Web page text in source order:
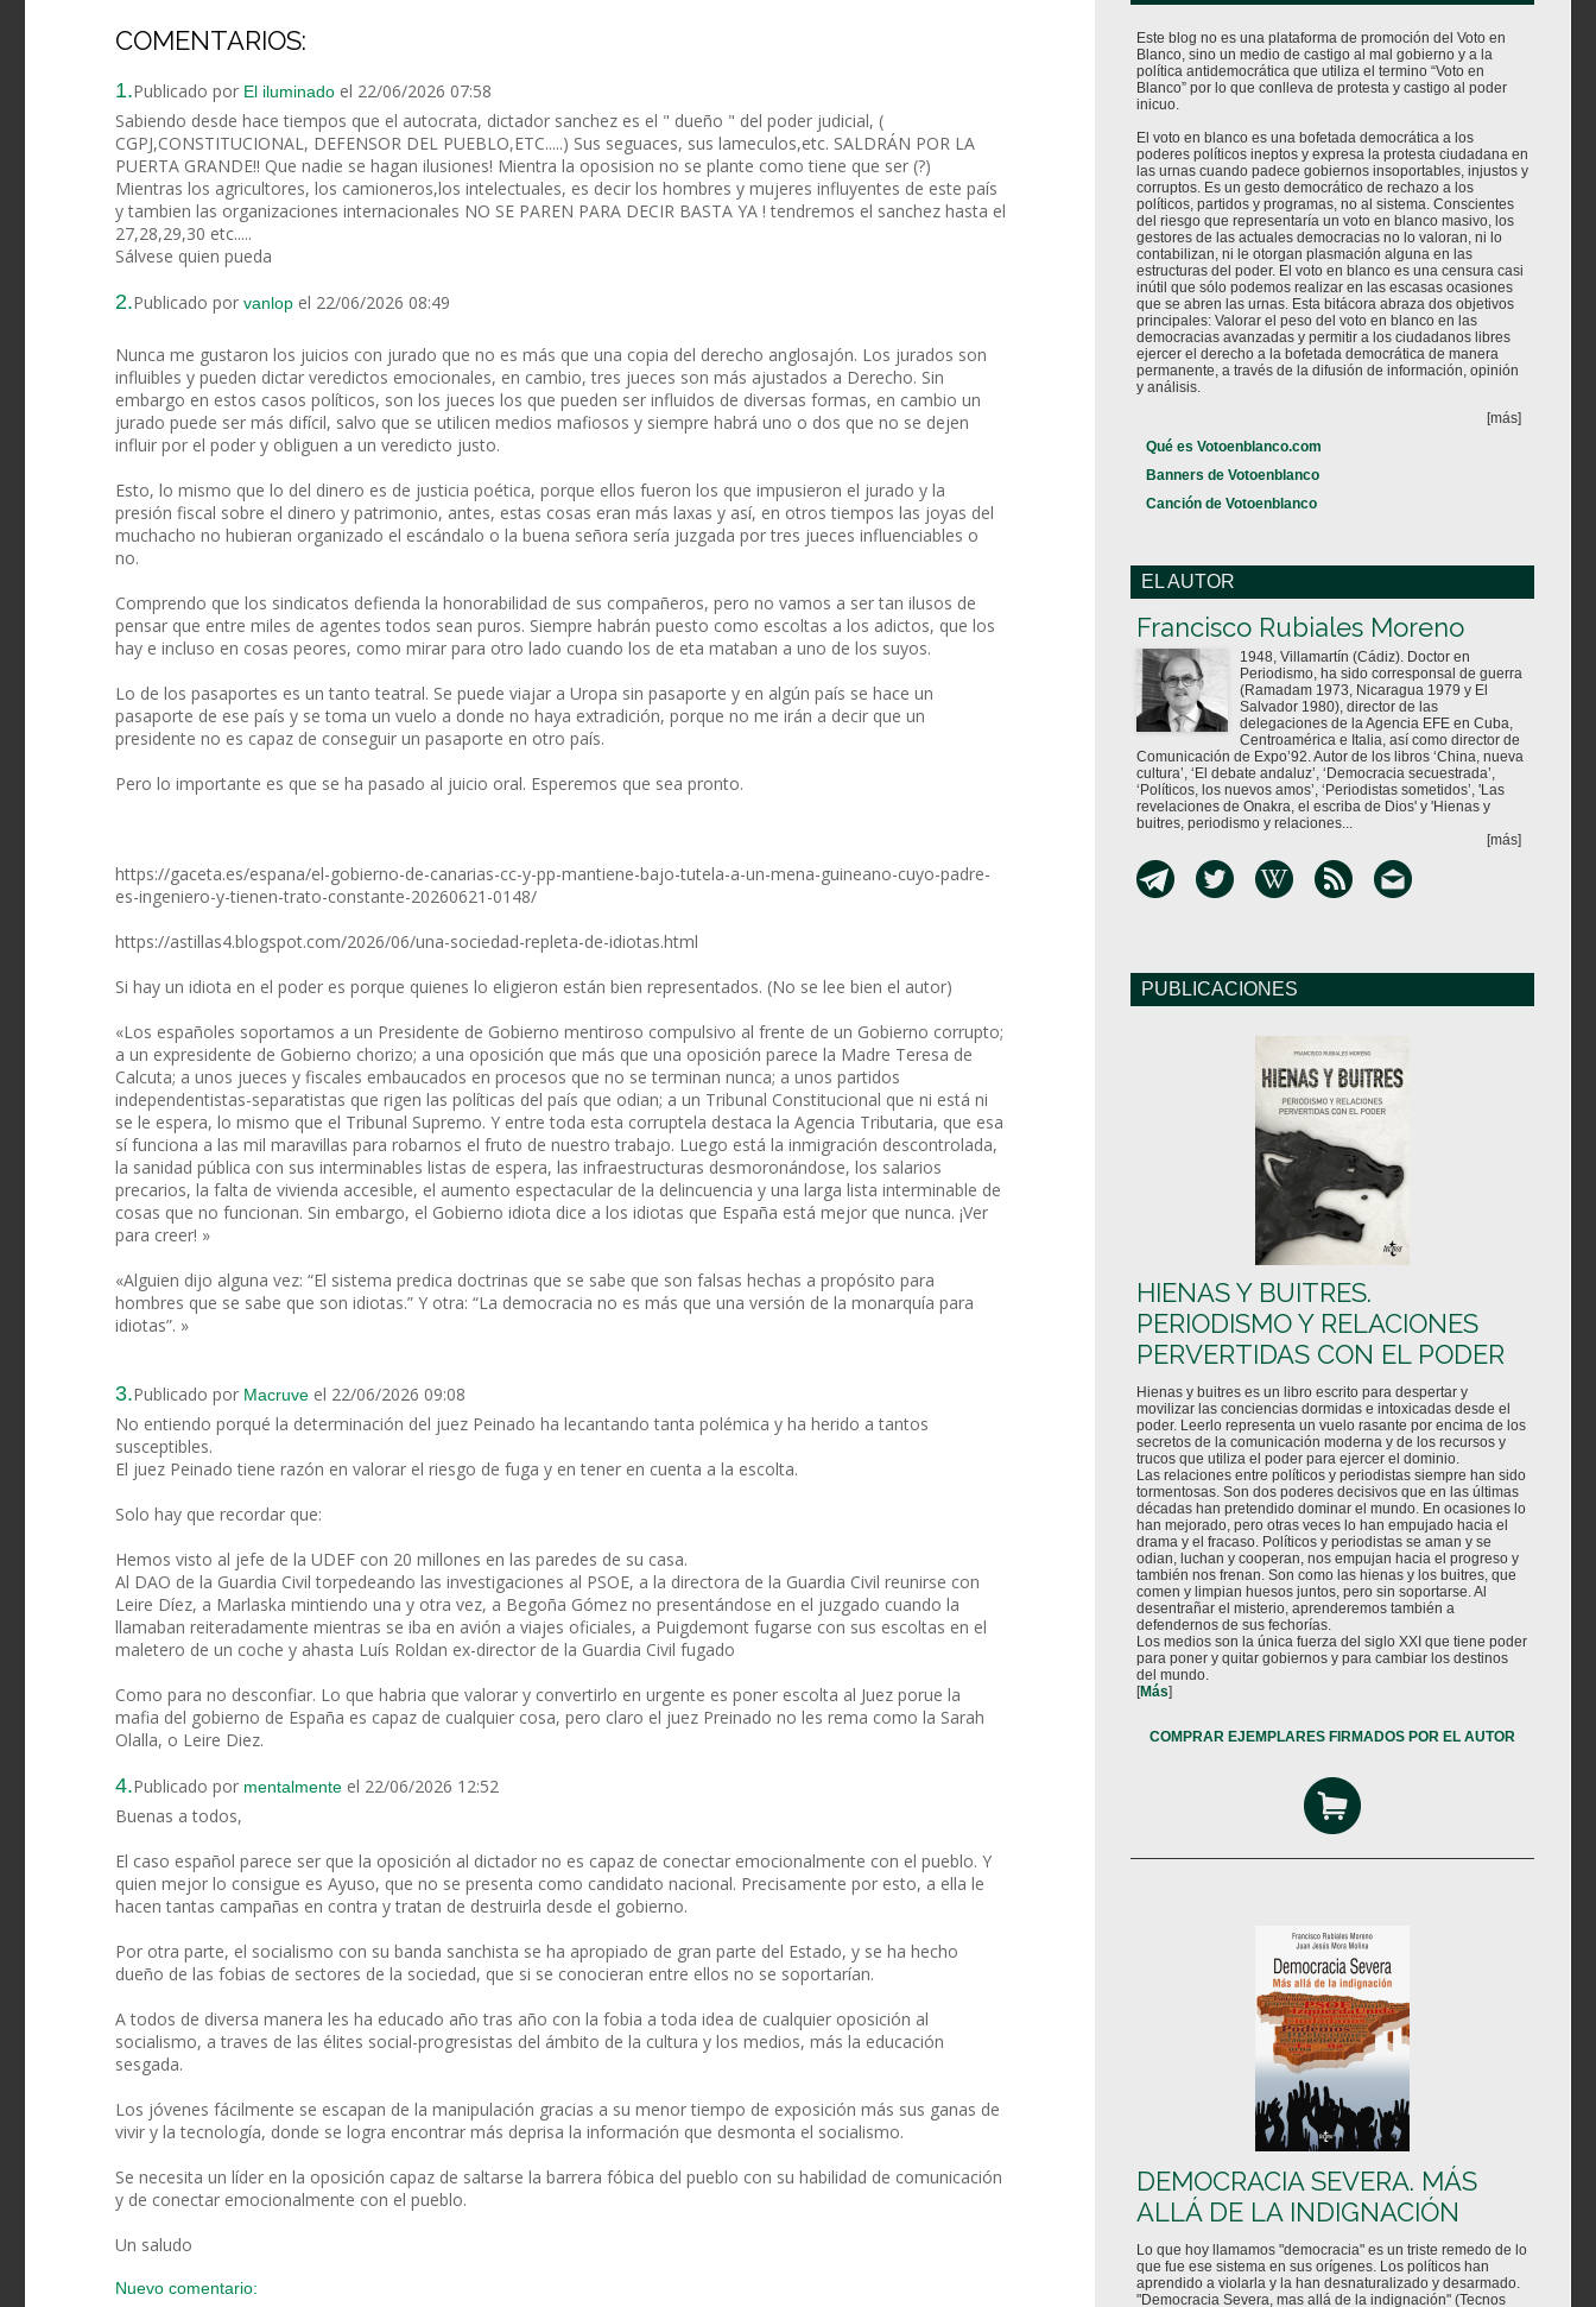
COMENTARIOS:
1.Publicado por El iluminado el 22/06/2026 07:58
Sabiendo desde hace tiempos que el autocrata, dictador sanchez es el " dueño " del poder judicial, (
CGPJ,CONSTITUCIONAL, DEFENSOR DEL PUEBLO,ETC.....) Sus seguaces, sus lameculos,etc. SALDRÁN POR LA
PUERTA GRANDE!! Que nadie se hagan ilusiones! Mientra la oposision no se plante como tiene que ser (?)
Mientras los agricultores, los camioneros,los intelectuales, es decir los hombres y mujeres influyentes de este país
y tambien las organizaciones internacionales NO SE PAREN PARA DECIR BASTA YA ! tendremos el sanchez hasta el
27,28,29,30 etc.....
Sálvese quien pueda
2.Publicado por vanlop el 22/06/2026 08:49
Nunca me gustaron los juicios con jurado que no es más que una copia del derecho anglosajón. Los jurados son
influibles y pueden dictar veredictos emocionales, en cambio, tres jueces son más ajustados a Derecho. Sin
embargo en estos casos políticos, son los jueces los que pueden ser influidos de diversas formas, en cambio un
jurado puede ser más difícil, salvo que se utilicen medios mafiosos y siempre habrá uno o dos que no se dejen
influir por el poder y obliguen a un veredicto justo.
Esto, lo mismo que lo del dinero es de justicia poética, porque ellos fueron los que impusieron el jurado y la
presión fiscal sobre el dinero y patrimonio, antes, estas cosas eran más laxas y así, en otros tiempos las joyas del
muchacho no hubieran organizado el escándalo o la buena señora sería juzgada por tres jueces influenciables o
no.
Comprendo que los sindicatos defienda la honorabilidad de sus compañeros, pero no vamos a ser tan ilusos de
pensar que entre miles de agentes todos sean puros. Siempre habrán puesto como escoltas a los adictos, que los
hay e incluso en cosas peores, como mirar para otro lado cuando los de eta mataban a uno de los suyos.
Lo de los pasaportes es un tanto teatral. Se puede viajar a Uropa sin pasaporte y en algún país se hace un
pasaporte de ese país y se toma un vuelo a donde no haya extradición, porque no me irán a decir que un
presidente no es capaz de conseguir un pasaporte en otro país.
Pero lo importante es que se ha pasado al juicio oral. Esperemos que sea pronto.
https://gaceta.es/espana/el-gobierno-de-canarias-cc-y-pp-mantiene-bajo-tutela-a-un-mena-guineano-cuyo-padre-
es-ingeniero-y-tienen-trato-constante-20260621-0148/
https://astillas4.blogspot.com/2026/06/una-sociedad-repleta-de-idiotas.html
Si hay un idiota en el poder es porque quienes lo eligieron están bien representados. (No se lee bien el autor)
«Los españoles soportamos a un Presidente de Gobierno mentiroso compulsivo al frente de un Gobierno corrupto;
a un expresidente de Gobierno chorizo; a una oposición que más que una oposición parece la Madre Teresa de
Calcuta; a unos jueces y fiscales embaucados en procesos que no se terminan nunca; a unos partidos
independentistas-separatistas que rigen las políticas del país que odian; a un Tribunal Constitucional que ni está ni
se le espera, lo mismo que el Tribunal Supremo. Y entre toda esta corruptela destaca la Agencia Tributaria, que esa
sí funciona a las mil maravillas para robarnos el fruto de nuestro trabajo. Luego está la inmigración descontrolada,
la sanidad pública con sus interminables listas de espera, las infraestructuras desmoronándose, los salarios
precarios, la falta de vivienda accesible, el aumento espectacular de la delincuencia y una larga lista interminable de
cosas que no funcionan. Sin embargo, el Gobierno idiota dice a los idiotas que España está mejor que nunca. ¡Ver
para creer! »
«Alguien dijo alguna vez: “El sistema predica doctrinas que se sabe que son falsas hechas a propósito para
hombres que se sabe que son idiotas.” Y otra: “La democracia no es más que una versión de la monarquía para
idiotas”. »
3.Publicado por Macruve el 22/06/2026 09:08
No entiendo porqué la determinación del juez Peinado ha lecantando tanta polémica y ha herido a tantos
susceptibles.
El juez Peinado tiene razón en valorar el riesgo de fuga y en tener en cuenta a la escolta.
Solo hay que recordar que:
Hemos visto al jefe de la UDEF con 20 millones en las paredes de su casa.
Al DAO de la Guardia Civil torpedeando las investigaciones al PSOE, a la directora de la Guardia Civil reunirse con
Leire Díez, a Marlaska mintiendo una y otra vez, a Begoña Gómez no presentándose en el juzgado cuando la
llamaban reiteradamente mientras se iba en avión a viajes oficiales, a Puigdemont fugarse con sus escoltas en el
maletero de un coche y ahasta Luís Roldan ex-director de la Guardia Civil fugado
Como para no desconfiar. Lo que habria que valorar y convertirlo en urgente es poner escolta al Juez porue la
mafia del gobierno de España es capaz de cualquier cosa, pero claro el juez Preinado no les rema como la Sarah
Olalla, o Leire Diez.
4.Publicado por mentalmente el 22/06/2026 12:52
Buenas a todos,
El caso español parece ser que la oposición al dictador no es capaz de conectar emocionalmente con el pueblo. Y
quien mejor lo consigue es Ayuso, que no se presenta como candidato nacional. Precisamente por esto, a ella le
hacen tantas campañas en contra y tratan de destruirla desde el gobierno.
Por otra parte, el socialismo con su banda sanchista se ha apropiado de gran parte del Estado, y se ha hecho
dueño de las fobias de sectores de la sociedad, que si se conocieran entre ellos no se soportarían.
A todos de diversa manera les ha educado año tras año con la fobia a toda idea de cualquier oposición al
socialismo, a traves de las élites social-progresistas del ámbito de la cultura y los medios, más la educación
sesgada.
Los jóvenes fácilmente se escapan de la manipulación gracias a su menor tiempo de exposición más sus ganas de
vivir y la tecnología, donde se logra encontrar más deprisa la información que desmonta el socialismo.
Se necesita un líder en la oposición capaz de saltarse la barrera fóbica del pueblo con su habilidad de comunicación
y de conectar emocionalmente con el pueblo.
Un saludo
Nuevo comentario:
Este blog no es una plataforma de promoción del Voto en
Blanco, sino un medio de castigo al mal gobierno y a la
política antidemocrática que utiliza el termino “Voto en
Blanco” por lo que conlleva de protesta y castigo al poder
inicuo.
El voto en blanco es una bofetada democrática a los
poderes políticos ineptos y expresa la protesta ciudadana en
las urnas cuando padece gobiernos insoportables, injustos y
corruptos. Es un gesto democrático de rechazo a los
políticos, partidos y programas, no al sistema. Conscientes
del riesgo que representaría un voto en blanco masivo, los
gestores de las actuales democracias no lo valoran, ni lo
contabilizan, ni le otorgan plasmación alguna en las
estructuras del poder. El voto en blanco es una censura casi
inútil que sólo podemos realizar en las escasas ocasiones
que se abren las urnas. Esta bitácora abraza dos objetivos
principales: Valorar el peso del voto en blanco en las
democracias avanzadas y permitir a los ciudadanos libres
ejercer el derecho a la bofetada democrática de manera
permanente, a través de la difusión de información, opinión
y análisis.
[más]
Qué es Votoenblanco.com
Banners de Votoenblanco
Canción de Votoenblanco
EL AUTOR
Francisco Rubiales Moreno
1948, Villamartín (Cádiz). Doctor en
Periodismo, ha sido corresponsal de guerra
(Ramadam 1973, Nicaragua 1979 y El
Salvador 1980), director de las
delegaciones de la Agencia EFE en Cuba,
Centroamérica e Italia, así como director de
Comunicación de Expo’92. Autor de los libros ‘China, nueva
cultura’, ‘El debate andaluz’, ‘Democracia secuestrada’,
‘Políticos, los nuevos amos’, ‘Periodistas sometidos’, 'Las
revelaciones de Onakra, el escriba de Dios' y 'Hienas y
buitres, periodismo y relaciones...
[más]
PUBLICACIONES
HIENAS Y BUITRES.
PERIODISMO Y RELACIONES
PERVERTIDAS CON EL PODER
Hienas y buitres es un libro escrito para despertar y
movilizar las conciencias dormidas e intoxicadas desde el
poder. Leerlo representa un vuelo rasante por encima de los
secretos de la comunicación moderna y de los recursos y
trucos que utiliza el poder para ejercer el dominio.
Las relaciones entre políticos y periodistas siempre han sido
tormentosas. Son dos poderes decisivos que en las últimas
décadas han pretendido dominar el mundo. En ocasiones lo
han mejorado, pero otras veces lo han empujado hacia el
drama y el fracaso. Políticos y periodistas se aman y se
odian, luchan y cooperan, nos empujan hacia el progreso y
también nos frenan. Son como las hienas y los buitres, que
comen y limpian huesos juntos, pero sin soportarse. Al
desentrañar el misterio, aprenderemos también a
defendernos de sus fechorías.
Los medios son la única fuerza del siglo XXI que tiene poder
para poner y quitar gobiernos y para cambiar los destinos
del mundo.
[Más]
COMPRAR EJEMPLARES FIRMADOS POR EL AUTOR
DEMOCRACIA SEVERA. MÁS
ALLÁ DE LA INDIGNACIÓN
Lo que hoy llamamos "democracia" es un triste remedo de lo
que fue ese sistema en sus orígenes. Los políticos han
aprendido a violarla y la han desnaturalizado y desarmado.
"Democracia Severa, mas allá de la indignación" (Tecnos